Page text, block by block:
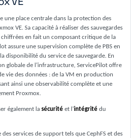
une place centrale dans la protection des
VE. Sa capacité à réaliser des sauvegardes
en fait un composant critique de la
assure une supervision complète de PBS en
disponibilité du service de sauvegarde. En
globale de l’infrastructure, ServicePilot offre
vie des données : de la VM en production
ainsi une observabilité complète et une
Proxmox.
également la sécuritéet l'intégritédu
des services de support tels que CephFS et des